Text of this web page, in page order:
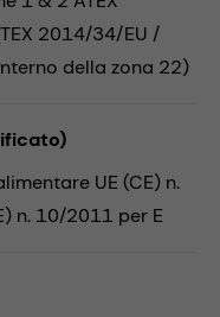
2014/34/EU /
della zona 22)
UE (CE) n.
n. 10/2011 per E